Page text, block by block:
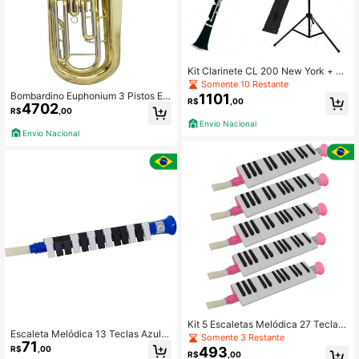
Bombardino Euphonium 3 Pistos EP
200 Laqueado Dourado com Case
New York
R$4702 ,00
Envio Nacional
Escaleta Melódica 13 Teclas Azul N
ew York
R$71 ,00
Kit Clarinete CL 200 New York + Es
tante de Partitura S1
Somente 10 Restante
R$1101 ,00
Envio Nacional
Kit 5 Escaletas Melódica 27 Teclas
Rosa New York
Somente 3 Restante
R$493 ,00